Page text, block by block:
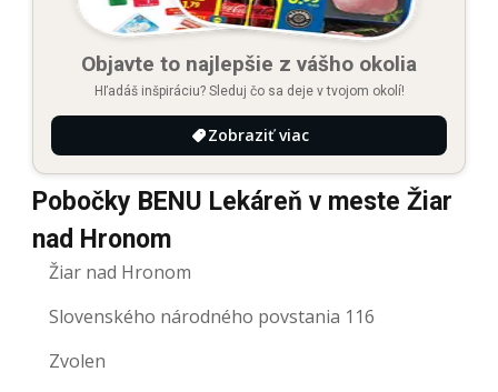
Objavte to najlepšie z vášho okolia
Hľadáš inšpiráciu? Sleduj čo sa deje v tvojom okolí!
Zobraziť viac
Pobočky BENU Lekáreň v meste Žiar
nad Hronom
Žiar nad Hronom
Slovenského národného povstania 116
Zvolen